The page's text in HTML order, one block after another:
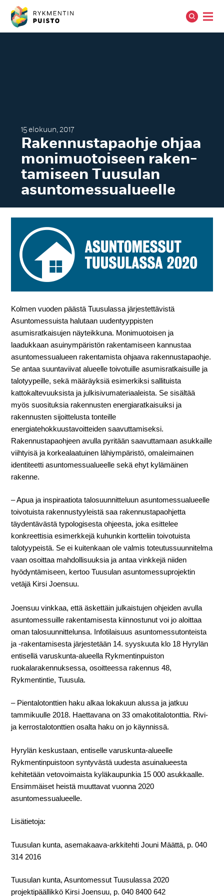
15 elokuun, 2017
Ra­ken­nus­ta­paoh­je oh­jaa
mo­ni­muo­toi­seen ra­ken­
ta­mi­seen Tuu­su­lan
asun­to­mes­sua­lueel­le
Kolmen vuoden päästä Tuusulassa järjestettävistä
Asuntomessuista halutaan uudentyyppisten
asumisratkaisujen näyteikkuna. Monimuotoisen ja
laadukkaan asuinympäristön rakentamiseen kannustaa
asuntomessualueen rakentamista ohjaava rakennustapaohje.
Se antaa suuntaviivat alueelle toivotuille asumisratkaisuille ja
talotyypeille, sekä määräyksiä esimerkiksi sallituista
kattokaltevuuksista ja julkisivumateriaaleista. Se sisältää
myös suosituksia rakennusten energiaratkaisuiksi ja
rakennusten sijoittelusta tonteille
energiatehokkuustavoitteiden saavuttamiseksi.
Rakennustapaohjeen avulla pyritään saavuttamaan asukkaille
viihtyisä ja korkealaatuinen lähiympäristö, omaleimainen
identiteetti asuntomessu­alueelle sekä ehyt kylämäinen
rakenne.
– Apua ja inspiraatiota talosuunnitteluun asuntomessualueelle
toivotuista rakennustyyleistä saa rakennustapaohjetta
täydentävästä typologisesta ohjeesta, joka esittelee
konkreettisia esimerkkejä kuhunkin kortteliin toivotuista
talotyypeistä. Se ei kuitenkaan ole valmis toteutussuunnitelma
vaan osoittaa mahdollisuuksia ja antaa vinkkejä niiden
hyödyntämiseen, kertoo Tuusulan asuntomessuprojektin
vetäjä Kirsi Joensuu.
Joensuu vinkkaa, että äskettäin julkaistujen ohjeiden avulla
asuntomessuille rakentamisesta kiinnostunut voi jo aloittaa
oman talosuunnittelunsa. Infotilaisuus asuntomessutonteista
ja -rakentamisesta järjestetään 14. syyskuuta klo 18 Hyrylän
entisellä varuskunta-alueella Rykmentinpuiston
ruokalarakennuksessa, osoitteessa rakennus 48,
Rykmentintie, Tuusula.
– Pientalotonttien haku alkaa lokakuun alussa ja jatkuu
tammikuulle 2018. Haettavana on 33 omakotitalotonttia. Rivi-
ja kerrostalotonttien osalta haku on jo käynnissä.
Hyrylän keskustaan, entiselle varuskunta-alueelle
Rykmentinpuistoon syntyvästä uudesta asuinalueesta
kehitetään vetovoimaista kyläkaupunkia 15 000 asukkaalle.
Ensimmäiset heistä muuttavat vuonna 2020
asuntomessualueelle.
Lisätietoja:
Tuusulan kunta, asemakaava-arkkitehti Jouni Määttä, p. 040
314 2016
Tuusulan kunta, Asuntomessut Tuusulassa 2020
projektipäällikkö Kirsi Joensuu, p. 040 8400 642